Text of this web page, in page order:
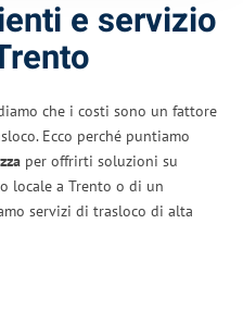
e servizio
che i costi sono un fattore
Ecco perché puntiamo
per offrirti soluzioni su
locale a Trento o di un
servizi di trasloco di alta